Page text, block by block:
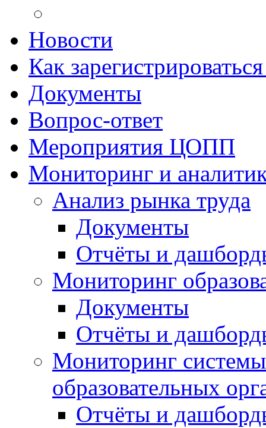
Новости
Как
Документы
Вопрос-ответ
Мероприятия ЦОПП
Мониторинг и
Анализ рынка труда
Документы
Отчёты и
Мониторинг
Документы
Отчёты и
Мониторинг
образовательных
Отчёты и